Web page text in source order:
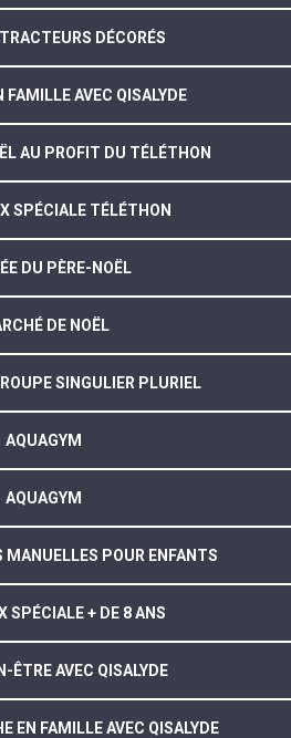
DÉCORÉS
FAMILLE AVEC QISALYDE
AU PROFIT DU TÉLÉTHON
SPÉCIALE TÉLÉTHON
DU PÈRE-NOËL
DE NOËL
SINGULIER PLURIEL
AQUAGYM
AQUAGYM
POUR ENFANTS
SPÉCIALE + DE 8 ANS
ÊTRE AVEC QISALYDE
EN FAMILLE AVEC QISALYDE